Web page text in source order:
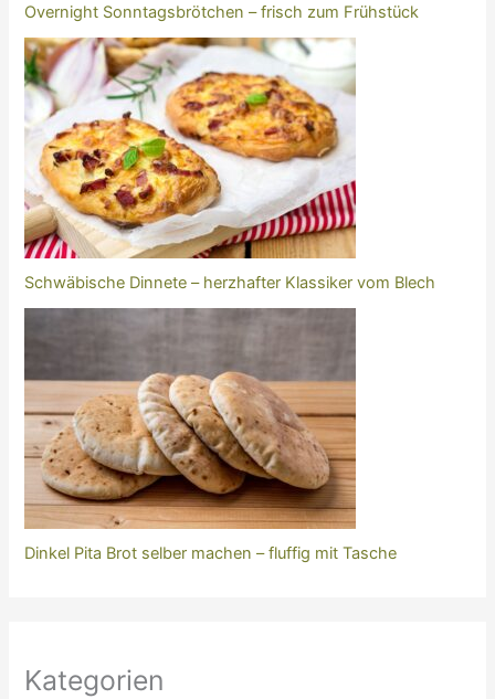
Overnight Sonntagsbrötchen – frisch zum Frühstück
Schwäbische Dinnete – herzhafter Klassiker vom Blech
Dinkel Pita Brot selber machen – fluffig mit Tasche
Kategorien